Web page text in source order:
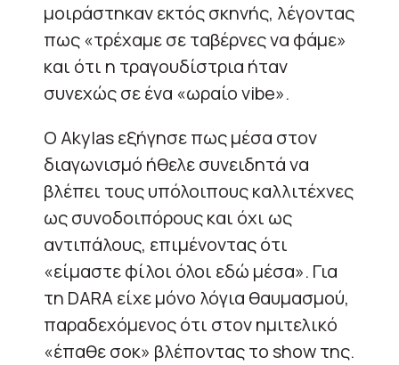
μοιράστηκαν εκτός σκηνής, λέγοντας
πως «τρέχαμε σε ταβέρνες να φάμε»
και ότι η τραγουδίστρια ήταν
συνεχώς σε ένα «ωραίο vibe».
Ο Akylas εξήγησε πως μέσα στον
διαγωνισμό ήθελε συνειδητά να
βλέπει τους υπόλοιπους καλλιτέχνες
ως συνοδοιπόρους και όχι ως
αντιπάλους, επιμένοντας ότι
«είμαστε φίλοι όλοι εδώ μέσα». Για
τη DARA είχε μόνο λόγια θαυμασμού,
παραδεχόμενος ότι στον ημιτελικό
«έπαθε σοκ» βλέποντας το show της.